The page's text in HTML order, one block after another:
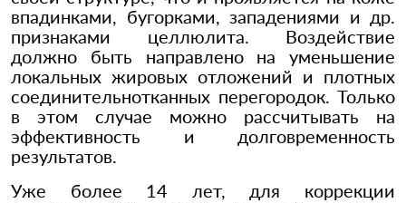
впадинками, бугорками, западениями и др.
признаками целлюлита. Воздействие
должно быть направлено на уменьшение
локальных жировых отложений и плотных
соединительнотканных перегородок. Только
в этом случае можно рассчитывать на
эффективность и долговременность
результатов.
Уже более 14 лет, для коррекции